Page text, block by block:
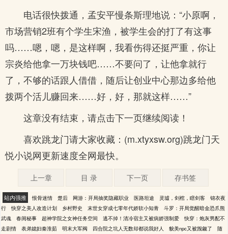
电话很快拨通，孟安平慢条斯理地说：“小原啊，
市场营销2班有个学生宋渔，被学生会的打了有这事
吗……嗯，嗯，是这样啊，我看伤得还挺严重，你让
宗炎给他拿一万块钱吧……不要问了，让他拿就行
了，不够的话跟人借借，随后让创业中心那边多给他
拨两个活儿赚回来……好，好，那就这样……”
这章没有结束，请点击下一页继续阅读！
喜欢跳龙门请大家收藏：(m.xtyxsw.org)跳龙门天
悦小说网更新速度全网最快。
上一章 目 录 下一页 存书签
站内强推 恨骨迷情 楚后 网游：开局抽奖隐藏职业 医路坦途 灵墟，剑棺，瞎剑客
锦衣夜
行
快穿之美人改造计划 乡村野史 末世女穿成七零年代娇软小知青
斗罗：开局觉醒暗金恐爪熊
武魂
春闺秘事 超神学院之女神任务空间 逃不掉！清冷宿主又被病娇强制爱
快穿：炮灰男配不
走剧情
表弟媳妇秦淮茹 明末大军阀 四合院之坑人无数却都说我好人 貌美npc又被觊觎了
随